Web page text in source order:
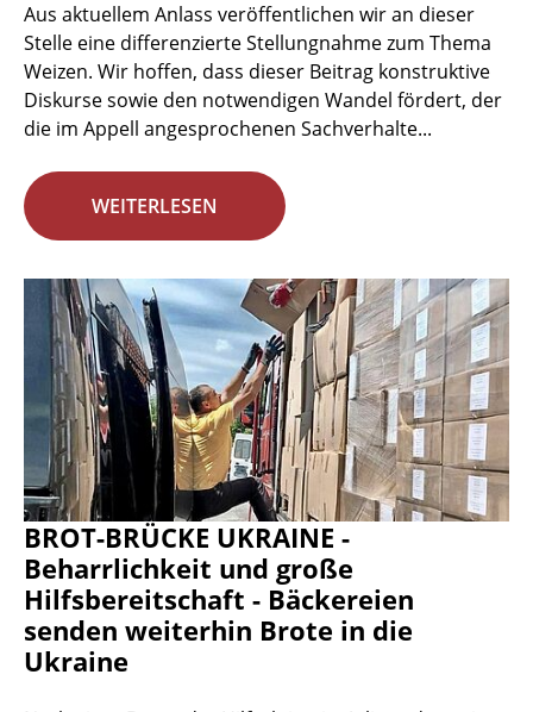
Aus aktuellem Anlass veröffentlichen wir an dieser
Stelle eine differenzierte Stellungnahme zum Thema
Weizen. Wir hoffen, dass dieser Beitrag konstruktive
Diskurse sowie den notwendigen Wandel fördert, der
die im Appell angesprochenen Sachverhalte...
WEITERLESEN
BROT-BRÜCKE UKRAINE -
Beharrlichkeit und große
Hilfsbereitschaft - Bäckereien
senden weiterhin Brote in die
Ukraine